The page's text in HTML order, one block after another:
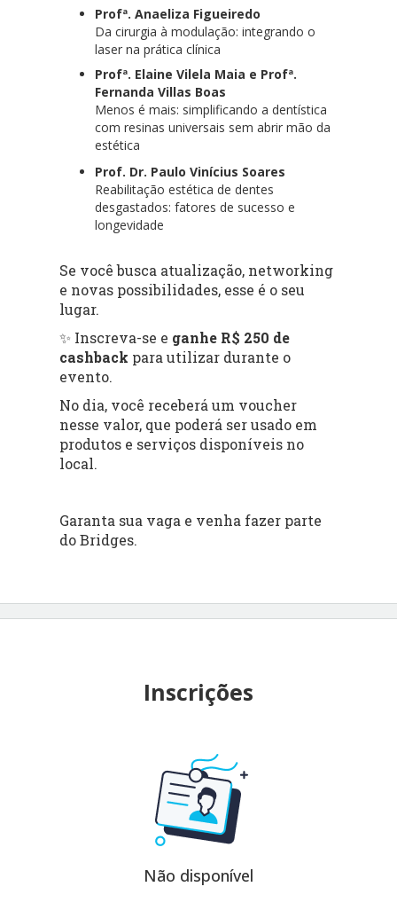
Profª. Anaeliza Figueiredo
Da cirurgia à modulação: integrando o
laser na prática clínica
Profª. Elaine Vilela Maia e Profª.
Fernanda Villas Boas
Menos é mais: simplificando a dentística
com resinas universais sem abrir mão da
estética
Prof. Dr. Paulo Vinícius Soares
Reabilitação estética de dentes
desgastados: fatores de sucesso e
longevidade
Se você busca atualização, networking
e novas possibilidades, esse é o seu
lugar.
✨ Inscreva-se e ganhe R$ 250 de
cashback para utilizar durante o
evento.
No dia, você receberá um voucher
nesse valor, que poderá ser usado em
produtos e serviços disponíveis no
local.
Garanta sua vaga e venha fazer parte
do Bridges.
Inscrições
Não disponível